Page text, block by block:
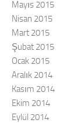
Mayıs 2015
Nisan 2015
Mart 2015
Şubat 2015
Ocak 2015
Aralık 2014
Kasım 2014
Ekim 2014
Eylül 2014